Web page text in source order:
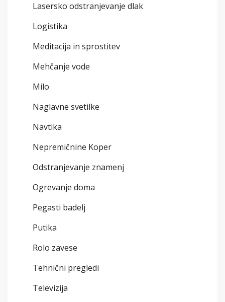
Lasersko odstranjevanje dlak
Logistika
Meditacija in sprostitev
Mehčanje vode
Milo
Naglavne svetilke
Navtika
Nepremičnine Koper
Odstranjevanje znamenj
Ogrevanje doma
Pegasti badelj
Putika
Rolo zavese
Tehnični pregledi
Televizija